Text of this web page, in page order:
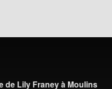
de Lily Franey à Moulins